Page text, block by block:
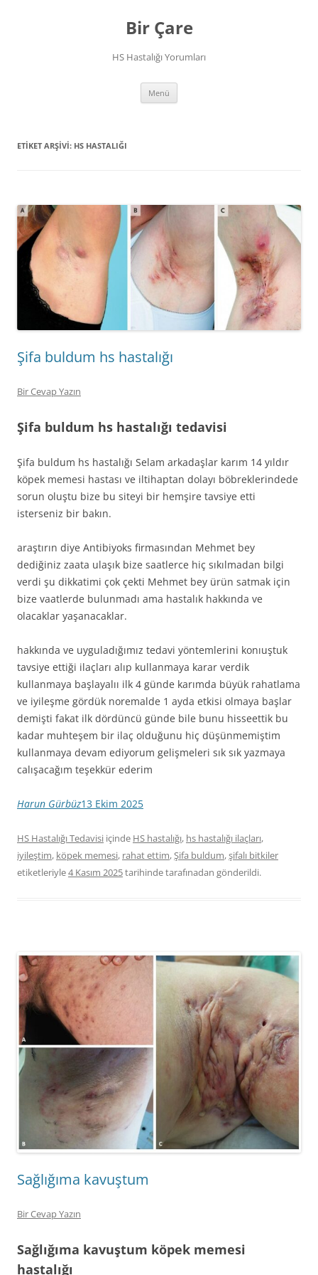
Bir Çare
HS Hastalığı Yorumları
Menü
ETIKET ARŞIVI: HS HASTALIĞI
Şifa buldum hs hastalığı
Bir Cevap Yazın
Şifa buldum hs hastalığı tedavisi
Şifa buldum hs hastalığı Selam arkadaşlar karım 14 yıldır
köpek memesi hastası ve iltihaptan dolayı böbreklerindede
sorun oluştu bize bu siteyi bir hemşire tavsiye etti
isterseniz bir bakın.
araştırın diye Antibiyoks firmasından Mehmet bey
dediğiniz zaata ulaşık bize saatlerce hiç sıkılmadan bilgi
verdi şu dikkatimi çok çekti Mehmet bey ürün satmak için
bize vaatlerde bulunmadı ama hastalık hakkında ve
olacaklar yaşanacaklar.
hakkında ve uyguladığımız tedavi yöntemlerini konıuştuk
tavsiye ettiği ilaçları alıp kullanmaya karar verdik
kullanmaya başlayalıı ilk 4 günde karımda büyük rahatlama
ve iyileşme gördük noremalde 1 ayda etkisi olmaya başlar
demişti fakat ilk dördüncü günde bile bunu hisseettik bu
kadar muhteşem bir ilaç olduğunu hiç düşünmemiştim
kullanmaya devam ediyorum gelişmeleri sık sık yazmaya
calışacağım teşekkür ederim
Harun Gürbüz13 Ekim 2025
HS Hastalığı Tedavisi içinde HS hastalığı, hs hastalığı ilaçları,
iyileştim, köpek memesi, rahat ettim,Şifa buldum,şifalı bitkiler
etiketleriyle4 Kasım 2025tarihindetarafınadan gönderildi.
Sağlığıma kavuştum
Bir Cevap Yazın
Sağlığıma kavuştum köpek memesi
hastalığı